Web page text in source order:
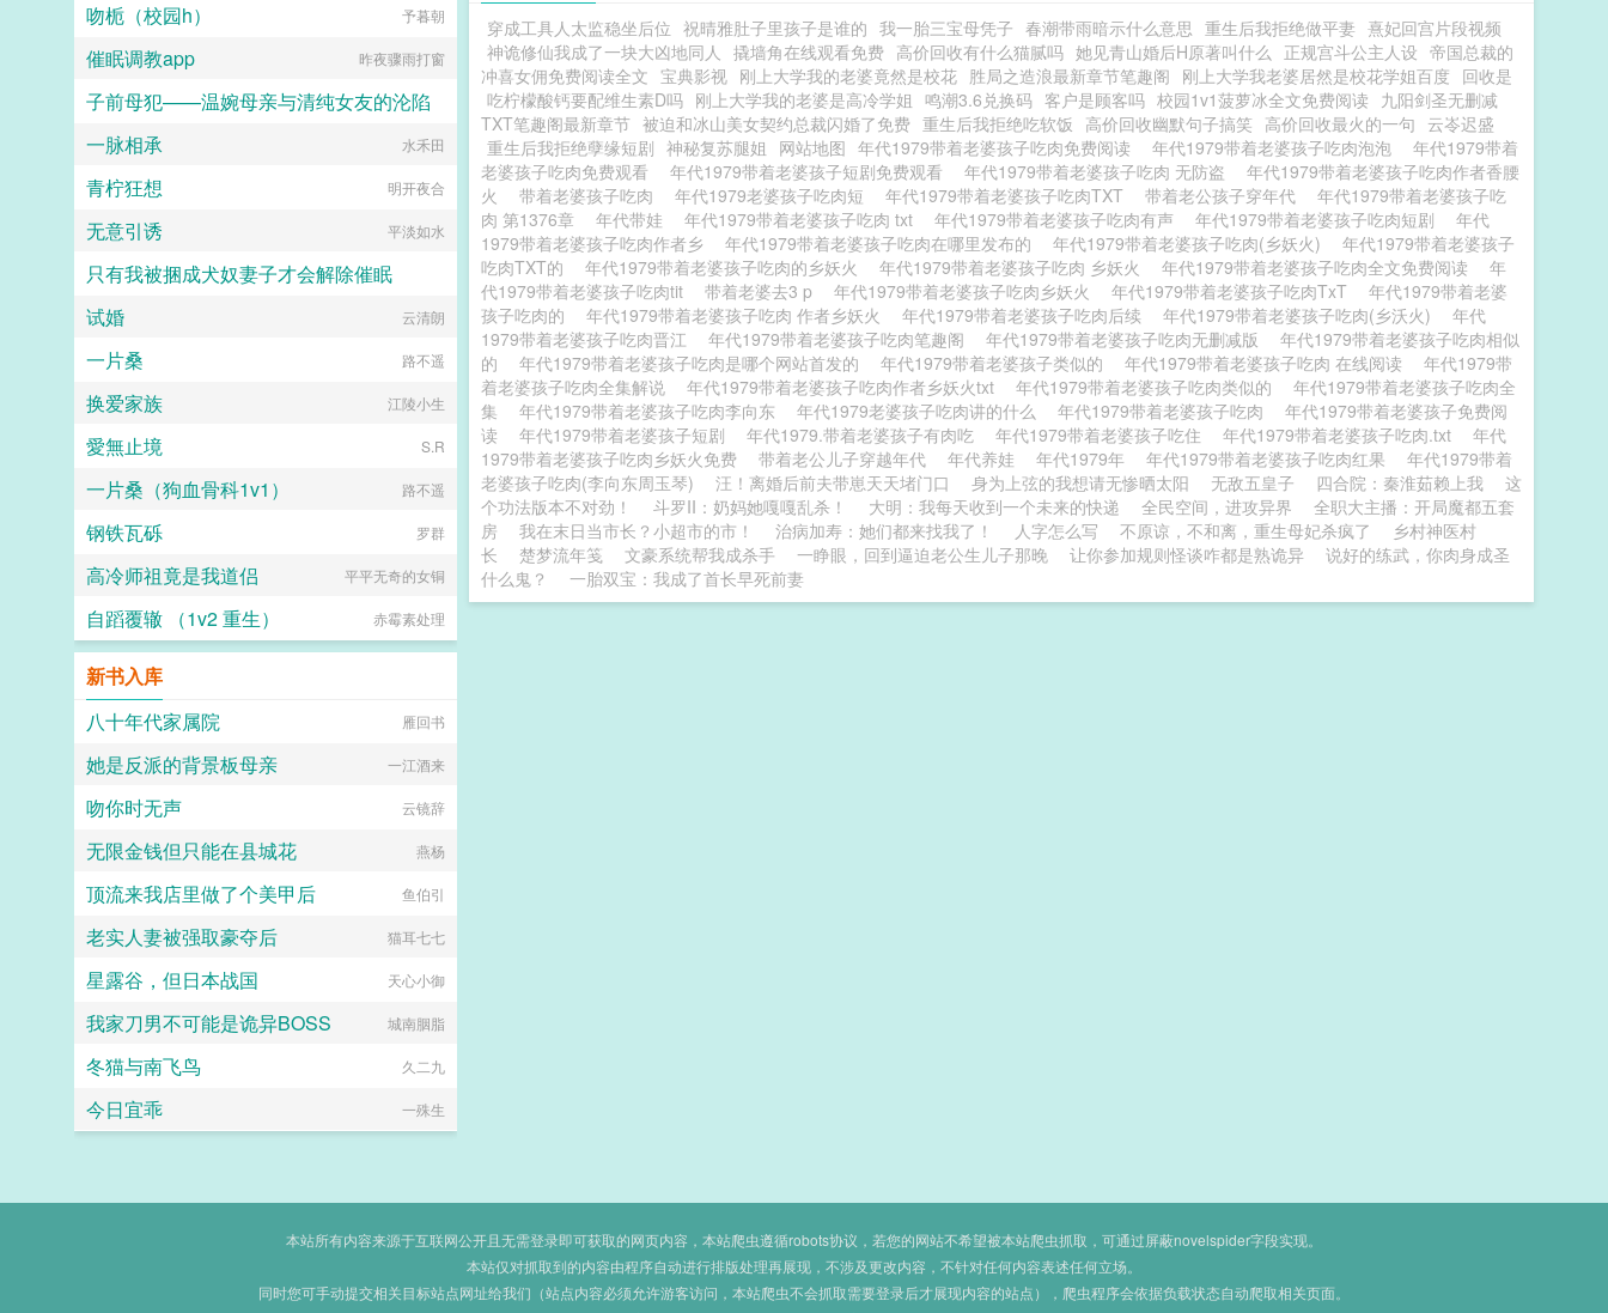
穿成工具人太监稳坐后位 祝晴雅肚子里孩子是谁的 我一胎三宝母凭子 春潮带雨暗示什么意思 重生后我拒绝做平妻 熹妃回宫片段视频
神诡修仙我成了一块大凶地同人 撬墙角在线观看免费 高价回收有什么猫腻吗 她见青山婚后H原著叫什么 正规宫斗公主人设 帝国总裁的
冲喜女佣免费阅读全文 宝典影视 刚上大学我的老婆竟然是校花 胜局之造浪最新章节笔趣阁 刚上大学我老婆居然是校花学姐百度 回收是
吃柠檬酸钙要配维生素D吗 刚上大学我的老婆是高冷学姐 鸣潮3.6兑换码 客户是顾客吗 校园1v1菠萝冰全文免费阅读 九阳剑圣无删减
TXT笔趣阁最新章节 被迫和冰山美女契约总裁闪婚了免费 重生后我拒绝吃软饭 高价回收幽默句子搞笑 高价回收最火的一句 云岺迟盛
重生后我拒绝孽缘短剧 神秘复苏腿姐 网站地图 年代1979带着老婆孩子吃肉免费阅读 年代1979带着老婆孩子吃肉泡泡
年代1979带着
老婆孩子吃肉免费观看
年代1979带着老婆孩子短剧免费观看 年代1979带着老婆孩子吃肉 无防盗
年代1979带着老婆孩子吃肉作者香腰
火
带着老婆孩子吃肉 年代1979老婆孩子吃肉短 年代1979带着老婆孩子吃肉TXT 带着老公孩子穿年代
年代1979带着老婆孩子吃
肉 第1376章
年代带娃 年代1979带着老婆孩子吃肉 txt 年代1979带着老婆孩子吃肉有声 年代1979带着老婆孩子吃肉短剧
年代
1979带着老婆孩子吃肉作者乡
年代1979带着老婆孩子吃肉在哪里发布的 年代1979带着老婆孩子吃肉(乡妖火)
年代1979带着老婆孩子
吃肉TXT的
年代1979带着老婆孩子吃肉的乡妖火 年代1979带着老婆孩子吃肉 乡妖火 年代1979带着老婆孩子吃肉全文免费阅读
年
代1979带着老婆孩子吃肉tit
带着老婆去3 p 年代1979带着老婆孩子吃肉乡妖火 年代1979带着老婆孩子吃肉TxT
年代1979带着老婆
孩子吃肉的
年代1979带着老婆孩子吃肉 作者乡妖火 年代1979带着老婆孩子吃肉后续 年代1979带着老婆孩子吃肉(乡沃火)
年代
1979带着老婆孩子吃肉晋江
年代1979带着老婆孩子吃肉笔趣阁 年代1979带着老婆孩子吃肉无删减版
年代1979带着老婆孩子吃肉相似
的
年代1979带着老婆孩子吃肉是哪个网站首发的 年代1979带着老婆孩子类似的 年代1979带着老婆孩子吃肉 在线阅读
年代1979带
着老婆孩子吃肉全集解说
年代1979带着老婆孩子吃肉作者乡妖火txt 年代1979带着老婆孩子吃肉类似的
年代1979带着老婆孩子吃肉全
集
年代1979带着老婆孩子吃肉李向东 年代1979老婆孩子吃肉讲的什么 年代1979带着老婆孩子吃肉
年代1979带着老婆孩子免费阅
读
年代1979带着老婆孩子短剧 年代1979.带着老婆孩子有肉吃 年代1979带着老婆孩子吃住 年代1979带着老婆孩子吃肉.txt
年代
1979带着老婆孩子吃肉乡妖火免费
带着老公儿子穿越年代 年代养娃 年代1979年 年代1979带着老婆孩子吃肉红果
年代1979带着
老婆孩子吃肉(李向东周玉琴)
汪！离婚后前夫带崽天天堵门口 身为上弦的我想请无惨晒太阳 无敌五皇子 四合院：秦淮茹赖上我
这
个功法版本不对劲！
斗罗II：奶妈她嘎嘎乱杀！ 大明：我每天收到一个未来的快递 全民空间，进攻异界
全职大主播：开局魔都五套
房
我在末日当市长？小超市的市！ 治病加寿：她们都来找我了！ 人字怎么写 不原谅，不和离，重生母妃杀疯了
乡村神医村
长
楚梦流年笺 文豪系统帮我成杀手 一睁眼，回到逼迫老公生儿子那晚 让你参加规则怪谈咋都是熟诡异
说好的练武，你肉身成圣
什么鬼？
一胎双宝：我成了首长早死前妻
吻栀（校园h）
予暮朝
催眠调教app 昨夜骤雨打窗
子前母犯——温婉母亲与清纯女友的沦陷
织梦人
一脉相承 水禾田
青柠狂想 明开夜合
无意引诱 平淡如水
只有我被捆成犬奴妻子才会解除催眠
blingtasis
试婚 云清朗
一片桑 路不遥
换爱家族 江陵小生
愛無止境 S.R
一片桑（狗血骨科1v1） 路不遥
钢铁瓦砾 罗群
高冷师祖竟是我道侣 平平无奇的女铜
自蹈覆辙 （1v2 重生） 赤霉素处理
新书入库
八十年代家属院
雁回书
她是反派的背景板母亲 一江酒来
吻你时无声 云镜辞
无限金钱但只能在县城花 燕杨
顶流来我店里做了个美甲后 鱼伯引
老实人妻被强取豪夺后 猫耳七七
星露谷，但日本战国 天心小御
我家刀男不可能是诡异BOSS 城南胭脂
冬猫与南飞鸟 久二九
今日宜乖 一殊生
本站所有内容来源于互联网公开且无需登录即可获取的网页内容，本站爬虫遵循robots协议，若您的网站不希望被本站爬虫抓取，可通过屏蔽novelspider字段实现。
本站仅对抓取到的内容由程序自动进行排版处理再展现，不涉及更改内容，不针对任何内容表述任何立场。
同时您可手动提交相关目标站点网址给我们（站点内容必须允许游客访问，本站爬虫不会抓取需要登录后才展现内容的站点），爬虫程序会依据负载状态自动爬取相关页面。